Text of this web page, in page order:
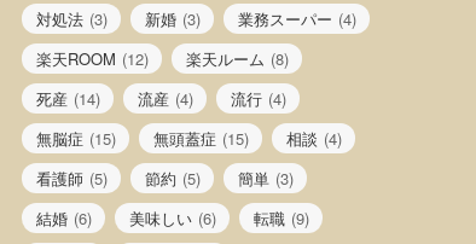
対処法 (3) 新婚 (3) 業務スーパー (4)
楽天ROOM (12) 楽天ルーム (8)
死産 (14) 流産 (4) 流行 (4)
無脳症 (15) 無頭蓋症 (15) 相談 (4)
看護師 (5) 節約 (5) 簡単 (3)
結婚 (6) 美味しい (6) 転職 (9)